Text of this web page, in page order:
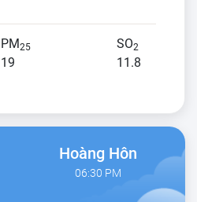
PM25
19
SO2
11.8
Hoàng Hôn
06:30 PM